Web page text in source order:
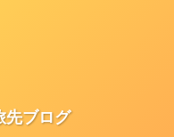
先ブログ